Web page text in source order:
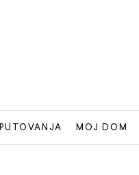
PUTOVANJA MOJ DOM